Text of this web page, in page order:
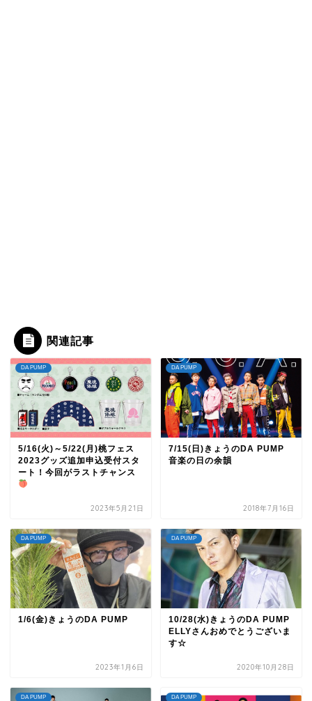
関連記事
DA PUMP
5/16(火)～5/22(月)桃フェス
2023グッズ追加申込受付スタ
ート！今回がラストチャンス
2023年5月21日
DA PUMP
7/15(日)きょうのDA PUMP
音楽の日の余韻
2018年7月16日
DA PUMP
1/6(金)きょうのDA PUMP
2023年1月6日
DA PUMP
10/28(水)きょうのDA PUMP
ELLYさんおめでとうございま
す☆
2020年10月28日
DA PUMP DA PUMP